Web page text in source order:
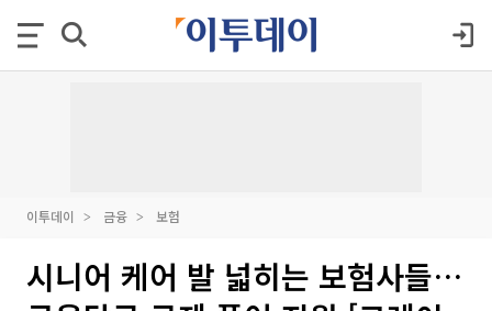
이투데이 금융 보험
시니어 케어 발 넓히는 보험사들…